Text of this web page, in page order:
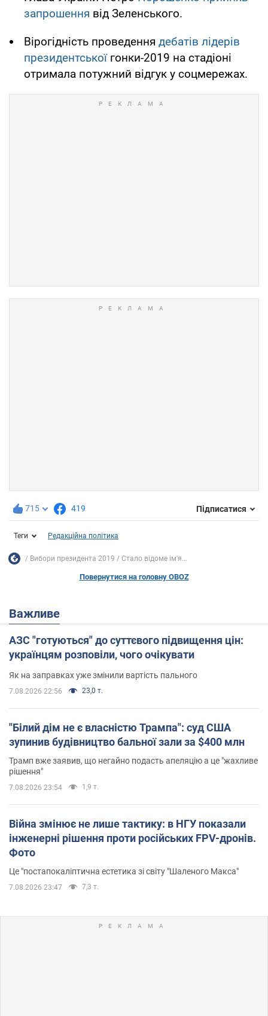
запрошення від Зеленського.
Вірогідність проведення дебатів лідерів
президентськоїгонки-2019 на стадіоні
отримала потужний відгук у соцмережах.
715 419 Підписатися
Теги Редакційна політика
Вибори президента 2019 Стало відоме ім'я...
Повернутися на головну OBOZ
Важливе
АЗС "готуються" до суттєвого підвищення цін:
українцям розповіли, чого очікувати
Як на заправках уже змінили вартість пального
7.08.2026 22:56 23,0 т.
"Білий дім не є власністю Трампа": суд США
зупинив будівництво бальної зали за $400 млн
Трамп вже заявив, що негайно подасть апеляцію а це "жахливе
рішення"
7.08.2026 23:54 1,9 т.
Війна змінює не лише тактику: в НГУ показали
інженерні рішення проти російських FPV-дронів.
Фото
Це "постапокаліптична естетика зі світу "Шаленого Макса"
7.08.2026 23:47 7,3 т.